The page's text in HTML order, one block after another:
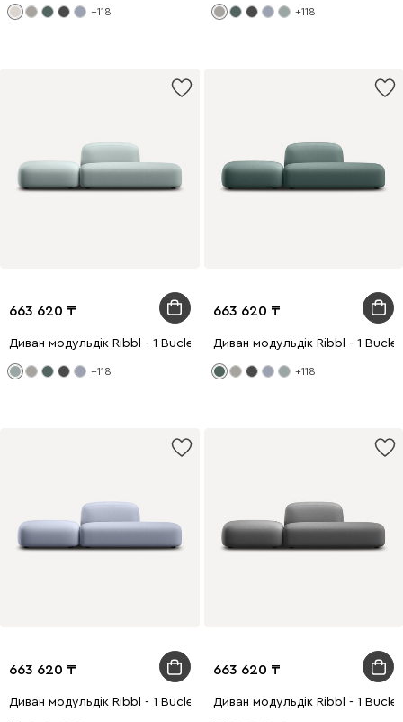
+118 +118
663 620
Диван модульдік Ribbl - 1 Bucle Mint
+118
663 620
Диван модульдік Ribbl - 1 Bucle
+118
663 620
Диван модульдік Ribbl - 1 Bucle Lilac
663 620
Диван модульдік Ribbl - 1